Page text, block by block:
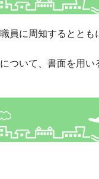
員に周知するととも
ついて、書面を用い